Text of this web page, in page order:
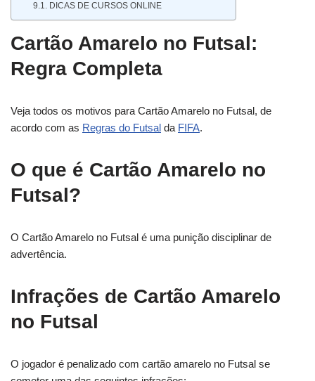
DICAS DE CURSOS ONLINE
Cartão Amarelo no Futsal:
Regra Completa
Veja todos os motivos para Cartão Amarelo no Futsal, de
acordo com as Regras do Futsal da FIFA.
O que é Cartão Amarelo no
Futsal?
O Cartão Amarelo no Futsal é uma punição disciplinar de
advertência.
Infrações de Cartão Amarelo
no Futsal
O jogador é penalizado com cartão amarelo no Futsal se